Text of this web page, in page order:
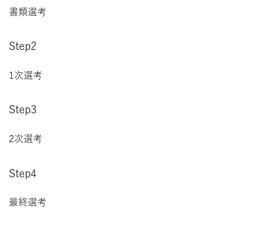
書類選考
Step2
1次選考
Step3
2次選考
Step4
最終選考